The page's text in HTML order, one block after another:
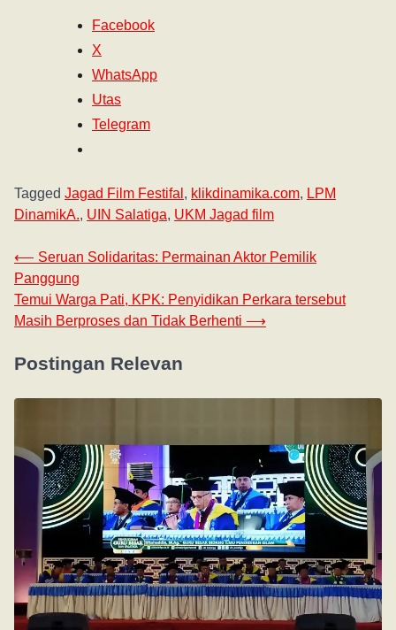
Facebook
X
WhatsApp
Utas
Telegram
Tagged Jagad Film Festifal , klikdinamika.com, LPM
DinamikA., UIN Salatiga, UKM Jagad film
⟵ Seruan Solidaritas: Permainan Aktor Pemilik
Panggung
Temui Warga Pati, KPK: Penyidikan Perkara tersebut
Masih Berproses dan Tidak Berhenti ⟶
Postingan Relevan